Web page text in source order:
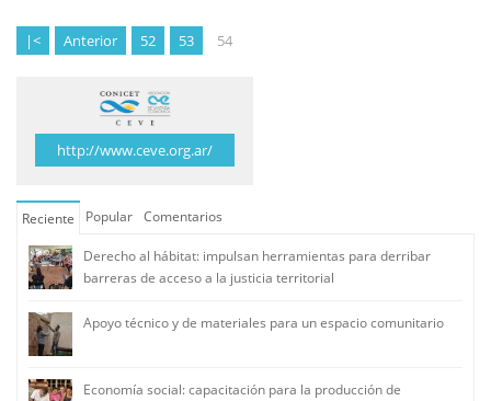
|< Anterior 52 53 54
http://www.ceve.org.ar/
Reciente Popular Comentarios
Derecho al hábitat: impulsan herramientas para derribar
barreras de acceso a la justicia territorial
Apoyo técnico y de materiales para un espacio comunitario
Economía social: capacitación para la producción de